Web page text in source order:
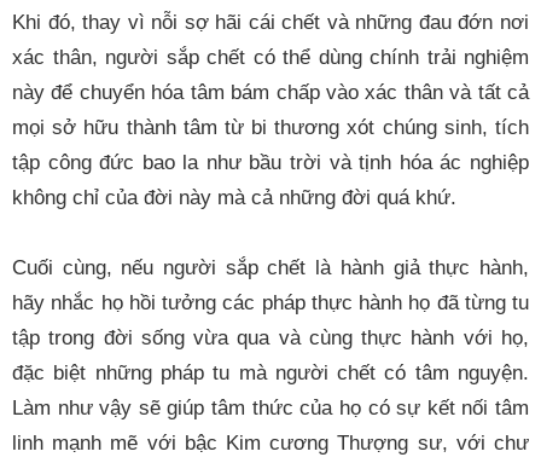
Khi đó, thay vì nỗi sợ hãi cái chết và những đau đớn nơi
xác thân, người sắp chết có thể dùng chính trải nghiệm
này để chuyển hóa tâm bám chấp vào xác thân và tất cả
mọi sở hữu thành tâm từ bi thương xót chúng sinh, tích
tập công đức bao la như bầu trời và tịnh hóa ác nghiệp
không chỉ của đời này mà cả những đời quá khứ.
Cuối cùng, nếu người sắp chết là hành giả thực hành,
hãy nhắc họ hồi tưởng các pháp thực hành họ đã từng tu
tập trong đời sống vừa qua và cùng thực hành với họ,
đặc biệt những pháp tu mà người chết có tâm nguyện.
Làm như vậy sẽ giúp tâm thức của họ có sự kết nối tâm
linh mạnh mẽ với bậc Kim cương Thượng sư, với chư